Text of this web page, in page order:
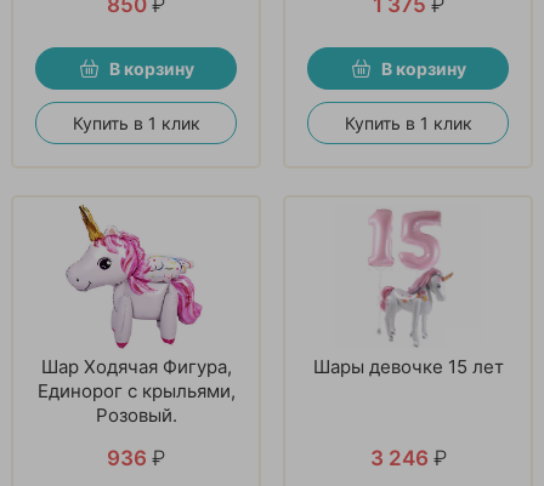
В корзину
Купить в 1 клик
В корзину
Купить в 1 клик
Шар Ходячая Фигура,
Единорог с крыльями,
Розовый.
936 ₽
Шары девочке 15 лет
3 246 ₽